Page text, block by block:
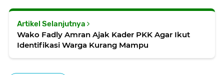
Artikel Selanjutnya
Wako Fadly Amran Ajak Kader PKK Agar Ikut
Identifikasi Warga Kurang Mampu